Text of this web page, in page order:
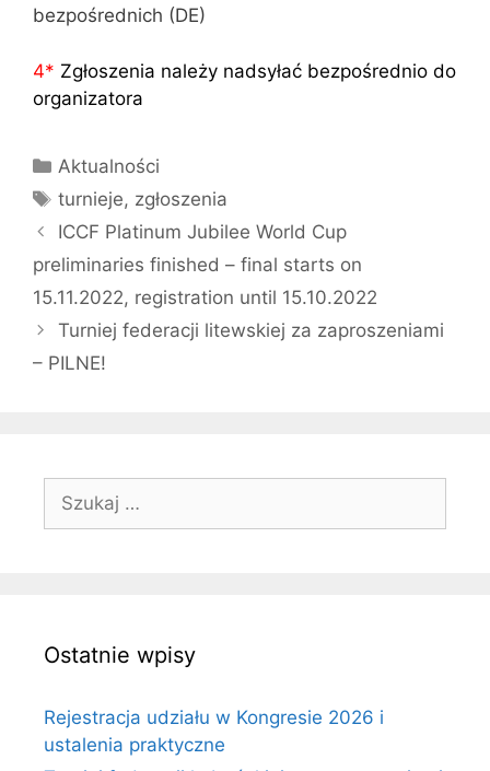
bezpośrednich (DE)
4* Zgłoszenia należy nadsyłać bezpośrednio do
organizatora
Kategorie
Aktualności
Tagi
turnieje, zgłoszenia
ICCF Platinum Jubilee World Cup
preliminaries finished – final starts on
15.11.2022, registration until 15.10.2022
Turniej federacji litewskiej za zaproszeniami
– PILNE!
Ostatnie wpisy
Rejestracja udziału w Kongresie 2026 i
ustalenia praktyczne